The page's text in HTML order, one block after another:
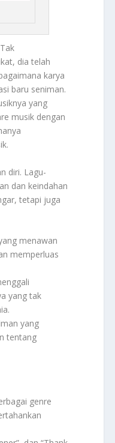
dia telah
karya
baru seniman.
yang
musik dengan
diri. Lagu-
dan keindahan
tetapi juga
menawan
memperluas
yang tak
yang
tentang
genre